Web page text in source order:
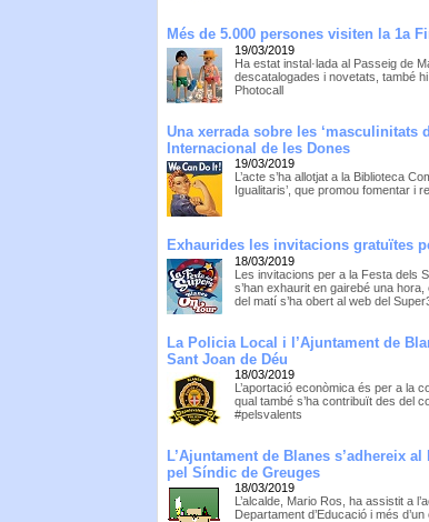
Més de 5.000 persones visiten la 1a
19/03/2019
Ha estat instal·lada al Passeig de
descatalogades i novetats, també
Photocall
Una xerrada sobre les ‘masculinitats
Internacional de les Dones
19/03/2019
L’acte s’ha allotjat a la Biblioteca
Igualitaris’, que promou fomentar i
Exhaurides les invitacions gratuïtes
18/03/2019
Les invitacions per a la Festa dels
s’han exhaurit en gairebé una
del matí s’ha obert al web del
La Policia Local i l’Ajuntament de
Sant Joan de Déu
18/03/2019
L’aportació econòmica és per a la
qual també s’ha contribuït des del
#pelsvalents
L’Ajuntament de Blanes s’adhereix
pel Síndic de Greuges
18/03/2019
L’alcalde, Mario Ros, ha assistit a
Departament d’Educació i més